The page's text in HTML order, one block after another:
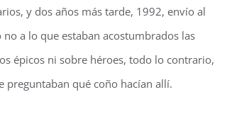
y dos años más tarde, 1992, envío al
a lo que estaban acostumbrados las
épicos ni sobre héroes, todo lo contrario,
preguntaban qué coño hacían allí.